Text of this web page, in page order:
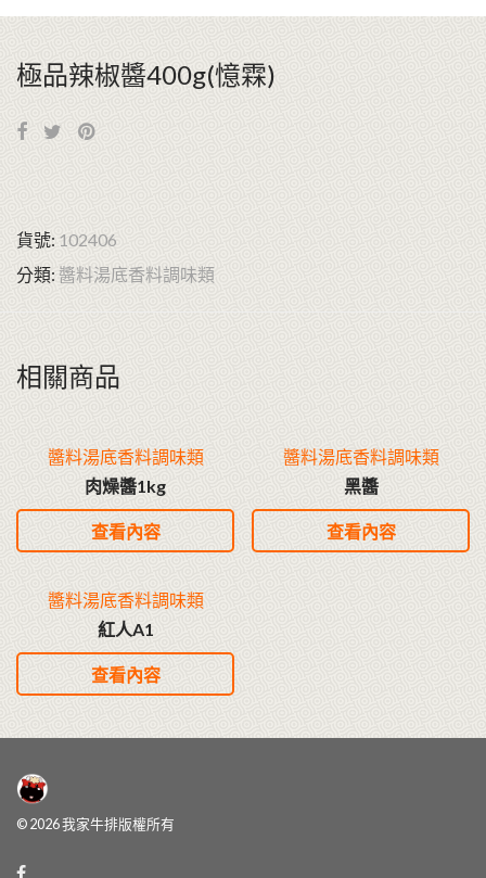
極品辣椒醬400g(憶霖)
貨號: 102406
分類: 醬料湯底香料調味類
相關商品
醬料湯底香料調味類
肉燥醬1kg
查看內容
醬料湯底香料調味類
黑醬
查看內容
醬料湯底香料調味類
紅人A1
查看內容
© 2026 我家牛排版權所有